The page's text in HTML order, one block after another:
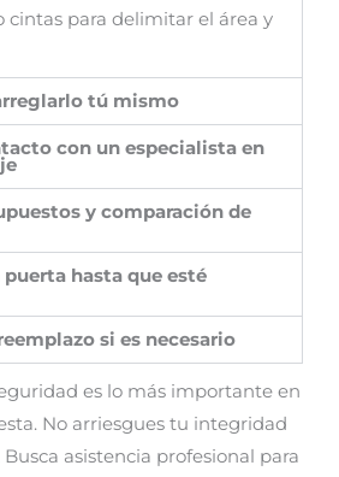
cintas para delimitar el área y
tú mismo
con un especialista en
y comparación de
hasta que esté
si es necesario
es lo más importante en
No arriesgues tu integridad
asistencia profesional para